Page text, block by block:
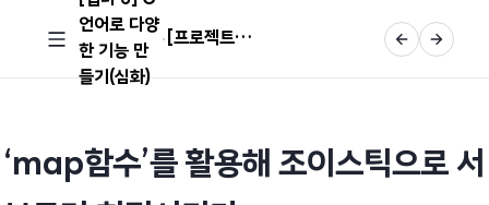
언어로 다양
한 기능 만
들기(심화)
[프로젝트] 조이스틱으로 서보모터 회전시키기
‘map함수’를 활용해 조이스틱으로 서